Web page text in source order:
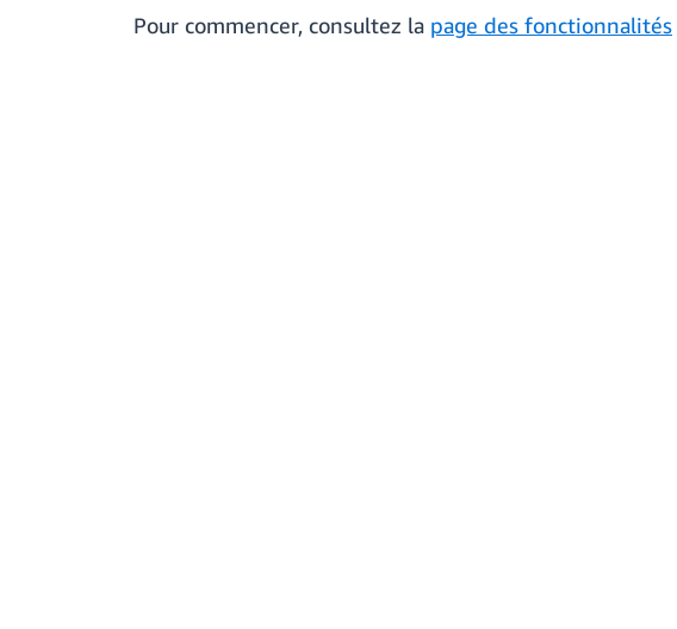
Pour commencer, consultez la page des fonctionnalités